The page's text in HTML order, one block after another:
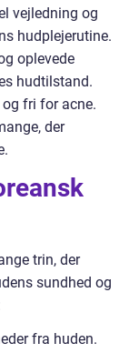
vejledning og
hudplejerutine.
oplevede
hudtilstand.
fri for acne.
der
trin, der
sundhed og
fra huden.